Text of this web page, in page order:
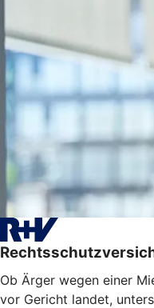
Ob Ärger wegen einer
vor Gericht landet,